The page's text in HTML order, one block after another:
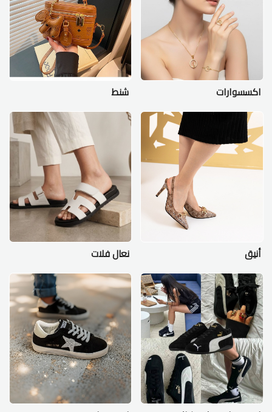
اكسسوارات شنط
أنيق نعال فلات